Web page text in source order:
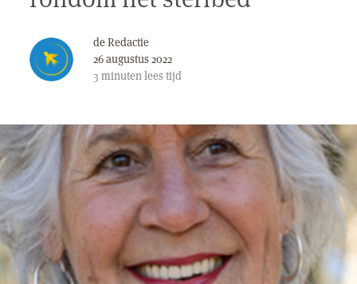
de Redactie
26 augustus 2022
3 minutenlees tijd